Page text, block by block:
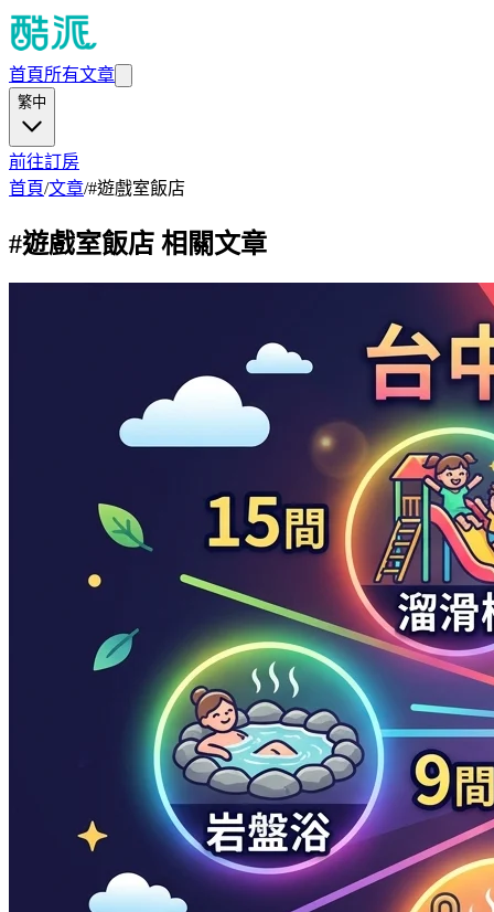
首頁所有文章
繁中
前往訂房
首頁/文章/#遊戲室飯店
#遊戲室飯店 相關文章